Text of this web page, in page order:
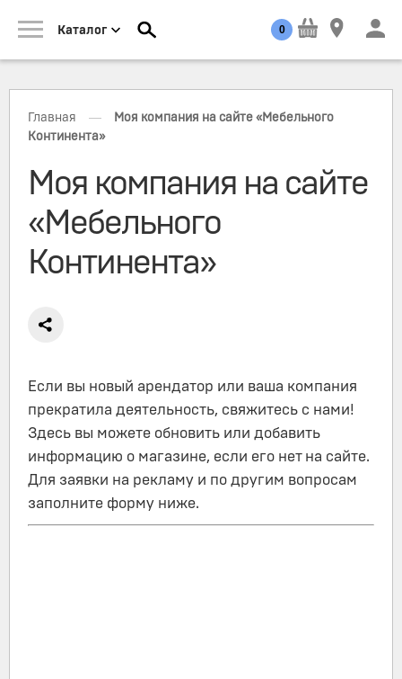
Каталог 0
Главная —
Моя компания на сайте «Мебельного
Континента»
Моя компания на сайте
«Мебельного
Континента»
Если вы новый арендатор или ваша компания
прекратила деятельность, свяжитесь с нами!
Здесь вы можете обновить или добавить
информацию о магазине, если его нет на сайте.
Для заявки на рекламу и по другим вопросам
заполните форму ниже.